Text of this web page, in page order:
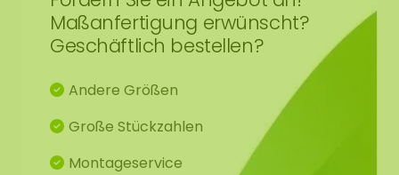
Maßanfertigung erwünscht?
Geschäftlich bestellen?
Andere Größen
Große Stückzahlen
Montageservice